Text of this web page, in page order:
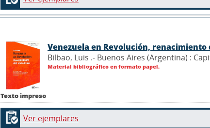
Texto impreso
Venezuela en Revolución, renacimiento
Bilbao, Luis .- Buenos Aires (Argentina) :
Material bibliográfico en formato papel.
Ver ejemplares